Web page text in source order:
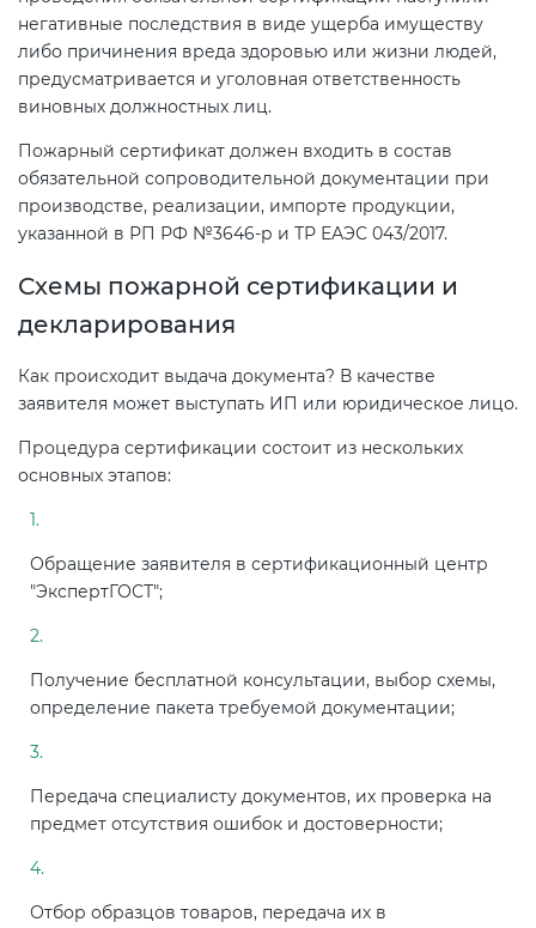
негативные последствия в виде ущерба имуществу
либо причинения вреда здоровью или жизни людей,
предусматривается и уголовная ответственность
виновных должностных лиц.
Пожарный сертификат должен входить в состав
обязательной сопроводительной документации при
производстве, реализации, импорте продукции,
указанной в РП РФ №3646-р и ТР ЕАЭС 043/2017.
Схемы пожарной сертификации и
декларирования
Как происходит выдача документа? В качестве
заявителя может выступать ИП или юридическое лицо.
Процедура сертификации состоит из нескольких
основных этапов:
Обращение заявителя в сертификационный центр
"ЭкспертГОСТ";
Получение бесплатной консультации, выбор схемы,
определение пакета требуемой документации;
Передача специалисту документов, их проверка на
предмет отсутствия ошибок и достоверности;
Отбор образцов товаров, передача их в